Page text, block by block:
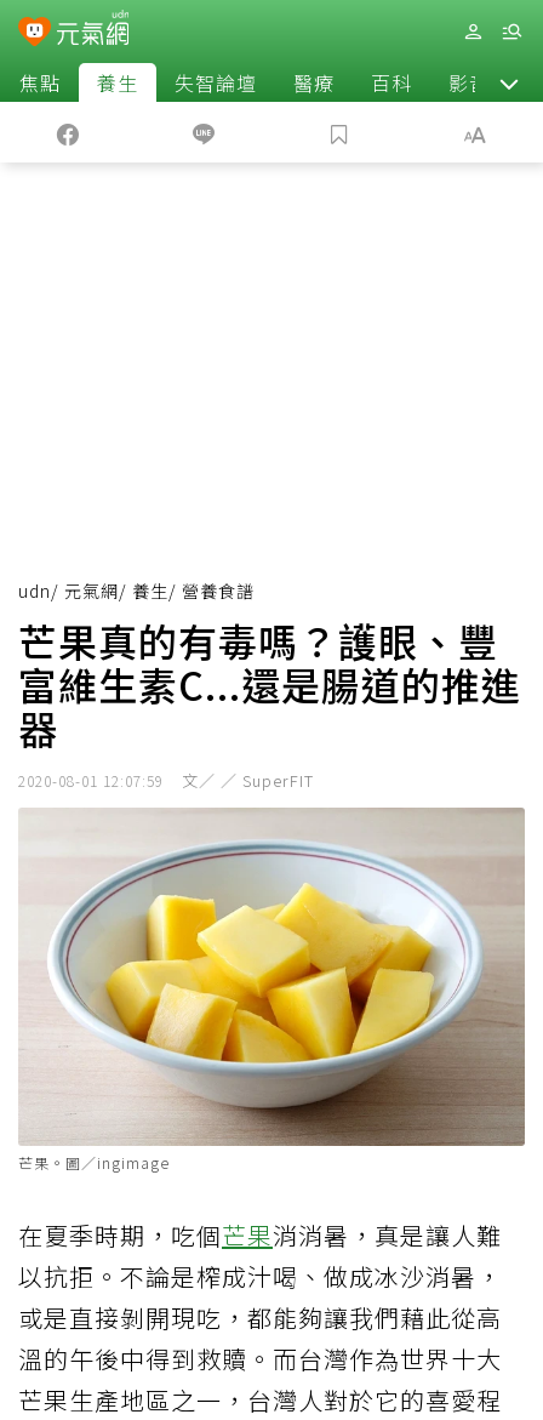
焦點 養生 失智論壇 醫療 百科 影音
udn/ 元氣網/ 養生/ 營養食譜
芒果真的有毒嗎？護眼、豐
富維生素C...還是腸道的推進
器
2020-08-01 12:07:59 文／ ／ SuperFIT
芒果。圖／ingimage
在夏季時期，吃個芒果消消暑，真是讓人難
以抗拒。不論是榨成汁喝、做成冰沙消暑，
或是直接剝開現吃，都能夠讓我們藉此從高
溫的午後中得到救贖。而台灣作為世界十大
芒果生產地區之一，台灣人對於它的喜愛程